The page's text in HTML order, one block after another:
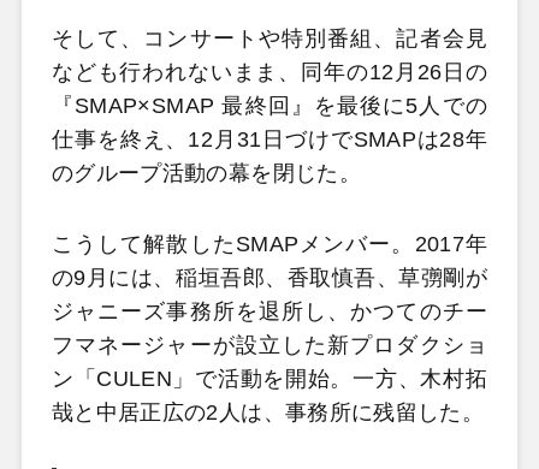
そして、コンサートや特別番組、記者会見
なども行われないまま、同年の12月26日の
『SMAP×SMAP 最終回』を最後に5人での
仕事を終え、12月31日づけでSMAPは28年
のグループ活動の幕を閉じた。
こうして解散したSMAPメンバー。2017年
の9月には、稲垣吾郎、香取慎吾、草彅剛が
ジャニーズ事務所を退所し、かつてのチー
フマネージャーが設立した新プロダクショ
ン「CULEN」で活動を開始。一方、木村拓
哉と中居正広の2人は、事務所に残留した。